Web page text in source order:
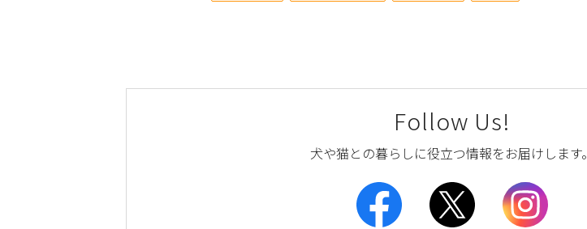
Follow Us!
犬や猫との暮らしに役立つ情報をお届けします。